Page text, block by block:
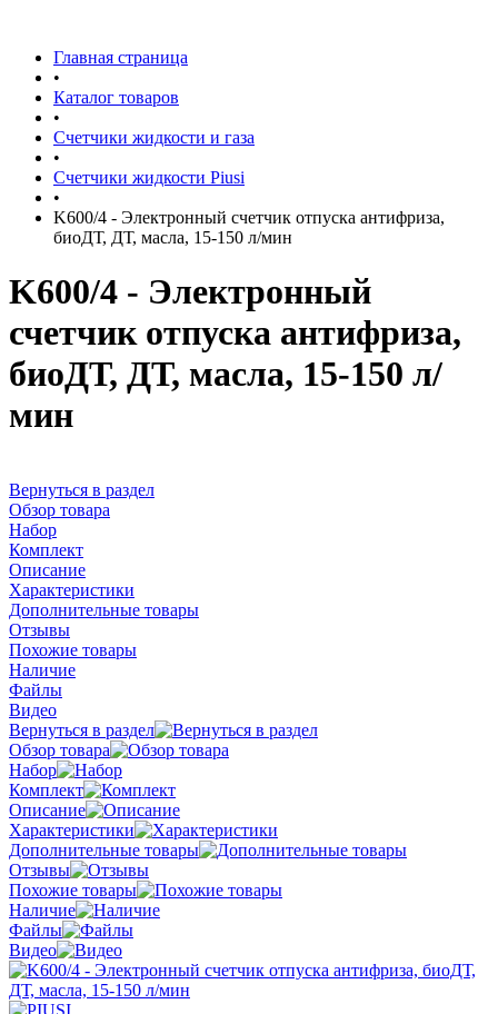
Главная страница
•
Каталог товаров
•
Счетчики жидкости и газа
•
Счетчики жидкости Piusi
•
K600/4 - Электронный счетчик отпуска антифриза,
биоДТ, ДТ, масла, 15-150 л/мин
K600/4 - Электронный
счетчик отпуска антифриза,
биоДТ, ДТ, масла, 15-150 л/
мин
Вернуться в раздел
Обзор товара
Набор
Комплект
Описание
Характеристики
Дополнительные товары
Отзывы
Похожие товары
Наличие
Файлы
Видео
Вернуться в раздел
Обзор товара
Набор
Комплект
Описание
Характеристики
Дополнительные товары
Отзывы
Похожие товары
Наличие
Файлы
Видео